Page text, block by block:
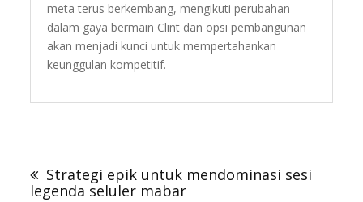
meta terus berkembang, mengikuti perubahan
dalam gaya bermain Clint dan opsi pembangunan
akan menjadi kunci untuk mempertahankan
keunggulan kompetitif.
Strategi epik untuk mendominasi sesi
legenda seluler mabar